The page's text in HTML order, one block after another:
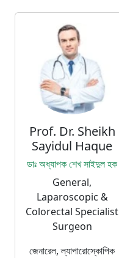
Prof. Dr. Sheikh
Sayidul Haque
ডাঃ অধ্যাপক শেখ সাইদুল হক
General,
Laparoscopic &
Colorectal Specialist
Surgeon
জেনারেল, ল্যাপারোস্কোপিক